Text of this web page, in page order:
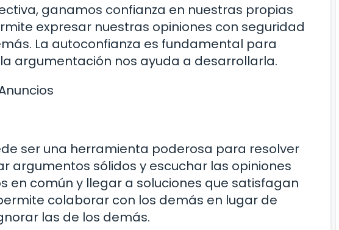
ganamos confianza en nuestras propias
expresar nuestras opiniones con seguridad
La autoconfianza es fundamental para
argumentación nos ayuda a desarrollarla.
ser una herramienta poderosa para resolver
argumentos sólidos y escuchar las opiniones
común y llegar a soluciones que satisfagan
colaborar con los demás en lugar de
las de los demás.